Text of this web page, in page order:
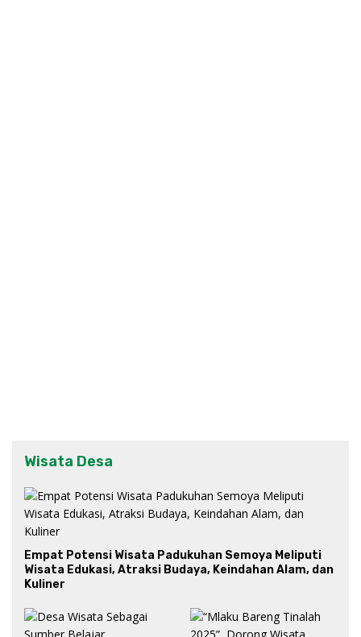
Wisata Desa
Empat Potensi Wisata Padukuhan Semoya Meliputi
Wisata Edukasi, Atraksi Budaya, Keindahan Alam, dan
Kuliner